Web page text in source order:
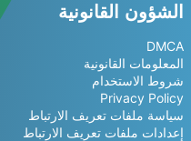
الشؤون القانونية
DMCA
المعلومات القانونية
شروط الاستخدام
Privacy Policy
سياسة ملفات تعريف الارتباط
إعدادات ملفات تعريف الارتباط